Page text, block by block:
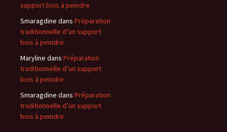
support bois à peindre
Smaragdine dans Préparation
traditionnelle d’un support
bois à peindre
Maryline dans Préparation
traditionnelle d’un support
bois à peindre
Smaragdine dans Préparation
traditionnelle d’un support
bois à peindre